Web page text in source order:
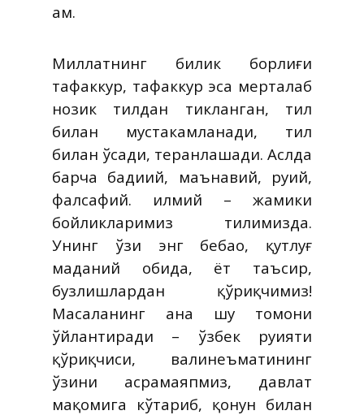
ҳам.
Миллатнинг билик борлиғи
тафаккур, тафаккур эса меҳрталаб
нозик тилдан тикланган, тил
билан мустаҳкамланади, тил
билан ўсади, теранлашади. Аслда
барча бадиий, маънавий, руҳий,
фалсафий. илмий – жамики
бойликларимиз тилимизда.
Унинг ўзи энг бебаҳо, қутлуғ
маданий обида, ёт таъсир,
бузлишлардан қўриқчимиз!
Масаланинг ана шу томони
ўйлантиради – ўзбек руҳияти
қўриқчиси, валинеъматининг
ўзини асрамаяпмиз, давлат
мақомига кўтариб, қонун билан